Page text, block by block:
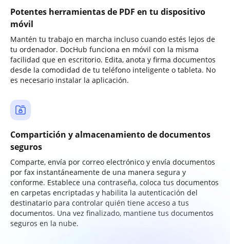
Potentes herramientas de PDF en tu dispositivo
móvil
Mantén tu trabajo en marcha incluso cuando estés lejos de
tu ordenador. DocHub funciona en móvil con la misma
facilidad que en escritorio. Edita, anota y firma documentos
desde la comodidad de tu teléfono inteligente o tableta. No
es necesario instalar la aplicación.
Compartición y almacenamiento de documentos
seguros
Comparte, envía por correo electrónico y envía documentos
por fax instantáneamente de una manera segura y
conforme. Establece una contraseña, coloca tus documentos
en carpetas encriptadas y habilita la autenticación del
destinatario para controlar quién tiene acceso a tus
documentos. Una vez finalizado, mantiene tus documentos
seguros en la nube.